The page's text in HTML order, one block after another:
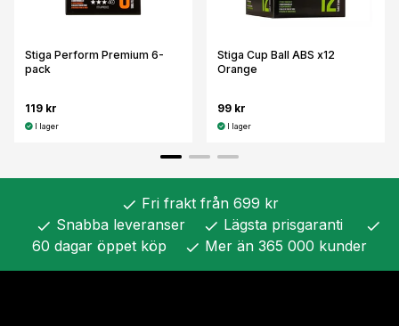
Stiga Perform Premium 6-
pack
119 kr
I lager
Stiga Cup Ball ABS x12
Orange
99 kr
I lager
check Fri frakt från 699 kr
check Snabba leveranser check Lägsta prisgaranti check
60 dagar öppet köp check Mer än 365 000 kunder